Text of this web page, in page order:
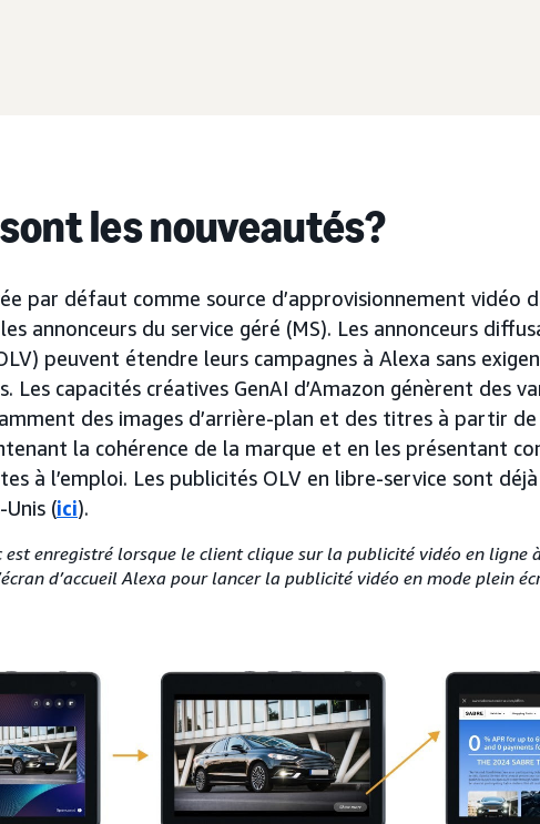
les nouveautés?
par défaut comme source d’approvisionnement vidéo
annonceurs du service géré (MS). Les annonceurs
peuvent étendre leurs campagnes à Alexa sans
Les capacités créatives GenAI d’Amazon génèrent des
des images d’arrière-plan et des titres à partir de
la cohérence de la marque et en les présentant
à l’emploi. Les publicités OLV en libre-service sont
(ici).
est enregistré lorsque le client clique sur la publicité vidéo en ligne
d’accueil Alexa pour lancer la publicité vidéo en mode plein